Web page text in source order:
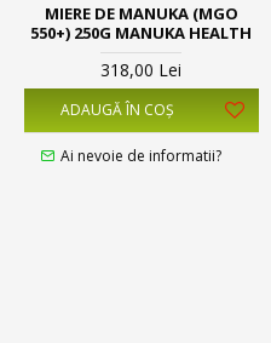
MIERE DE MANUKA (MGO
550+) 250G MANUKA HEALTH
318,00 Lei
ADAUGĂ ÎN COŞ
Ai nevoie de informatii?